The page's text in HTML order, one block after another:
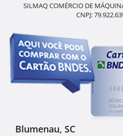
SILMAQ COMÉRCIO DE
CNPJ:
Blumenau, SC